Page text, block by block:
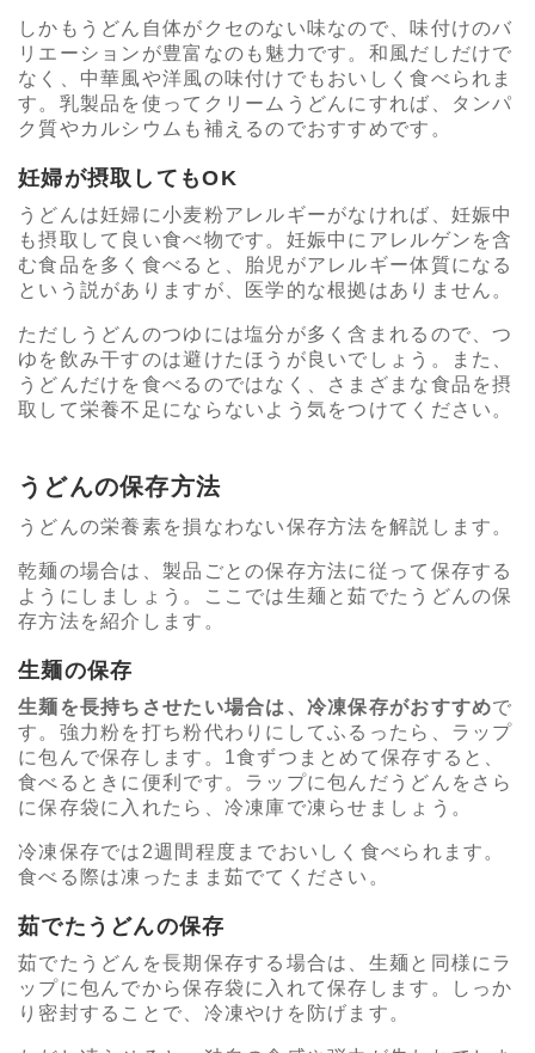
しかもうどん自体がクセのない味なので、味付けのバ
リエーションが豊富なのも魅力です。和風だしだけで
なく、中華風や洋風の味付けでもおいしく食べられま
す。乳製品を使ってクリームうどんにすれば、タンパ
ク質やカルシウムも補えるのでおすすめです。
妊婦が摂取してもOK
うどんは妊婦に小麦粉アレルギーがなければ、妊娠中
も摂取して良い食べ物です。妊娠中にアレルゲンを含
む食品を多く食べると、胎児がアレルギー体質になる
という説がありますが、医学的な根拠はありません。
ただしうどんのつゆには塩分が多く含まれるので、つ
ゆを飲み干すのは避けたほうが良いでしょう。また、
うどんだけを食べるのではなく、さまざまな食品を摂
取して栄養不足にならないよう気をつけてください。
うどんの保存方法
うどんの栄養素を損なわない保存方法を解説します。
乾麺の場合は、製品ごとの保存方法に従って保存する
ようにしましょう。ここでは生麺と茹でたうどんの保
存方法を紹介します。
生麺の保存
生麺を長持ちさせたい場合は、冷凍保存がおすすめで
す。強力粉を打ち粉代わりにしてふるったら、ラップ
に包んで保存します。1食ずつまとめて保存すると、
食べるときに便利です。ラップに包んだうどんをさら
に保存袋に入れたら、冷凍庫で凍らせましょう。
冷凍保存では2週間程度までおいしく食べられます。
食べる際は凍ったまま茹でてください。
茹でたうどんの保存
茹でたうどんを長期保存する場合は、生麺と同様にラ
ップに包んでから保存袋に入れて保存します。しっか
り密封することで、冷凍やけを防げます。